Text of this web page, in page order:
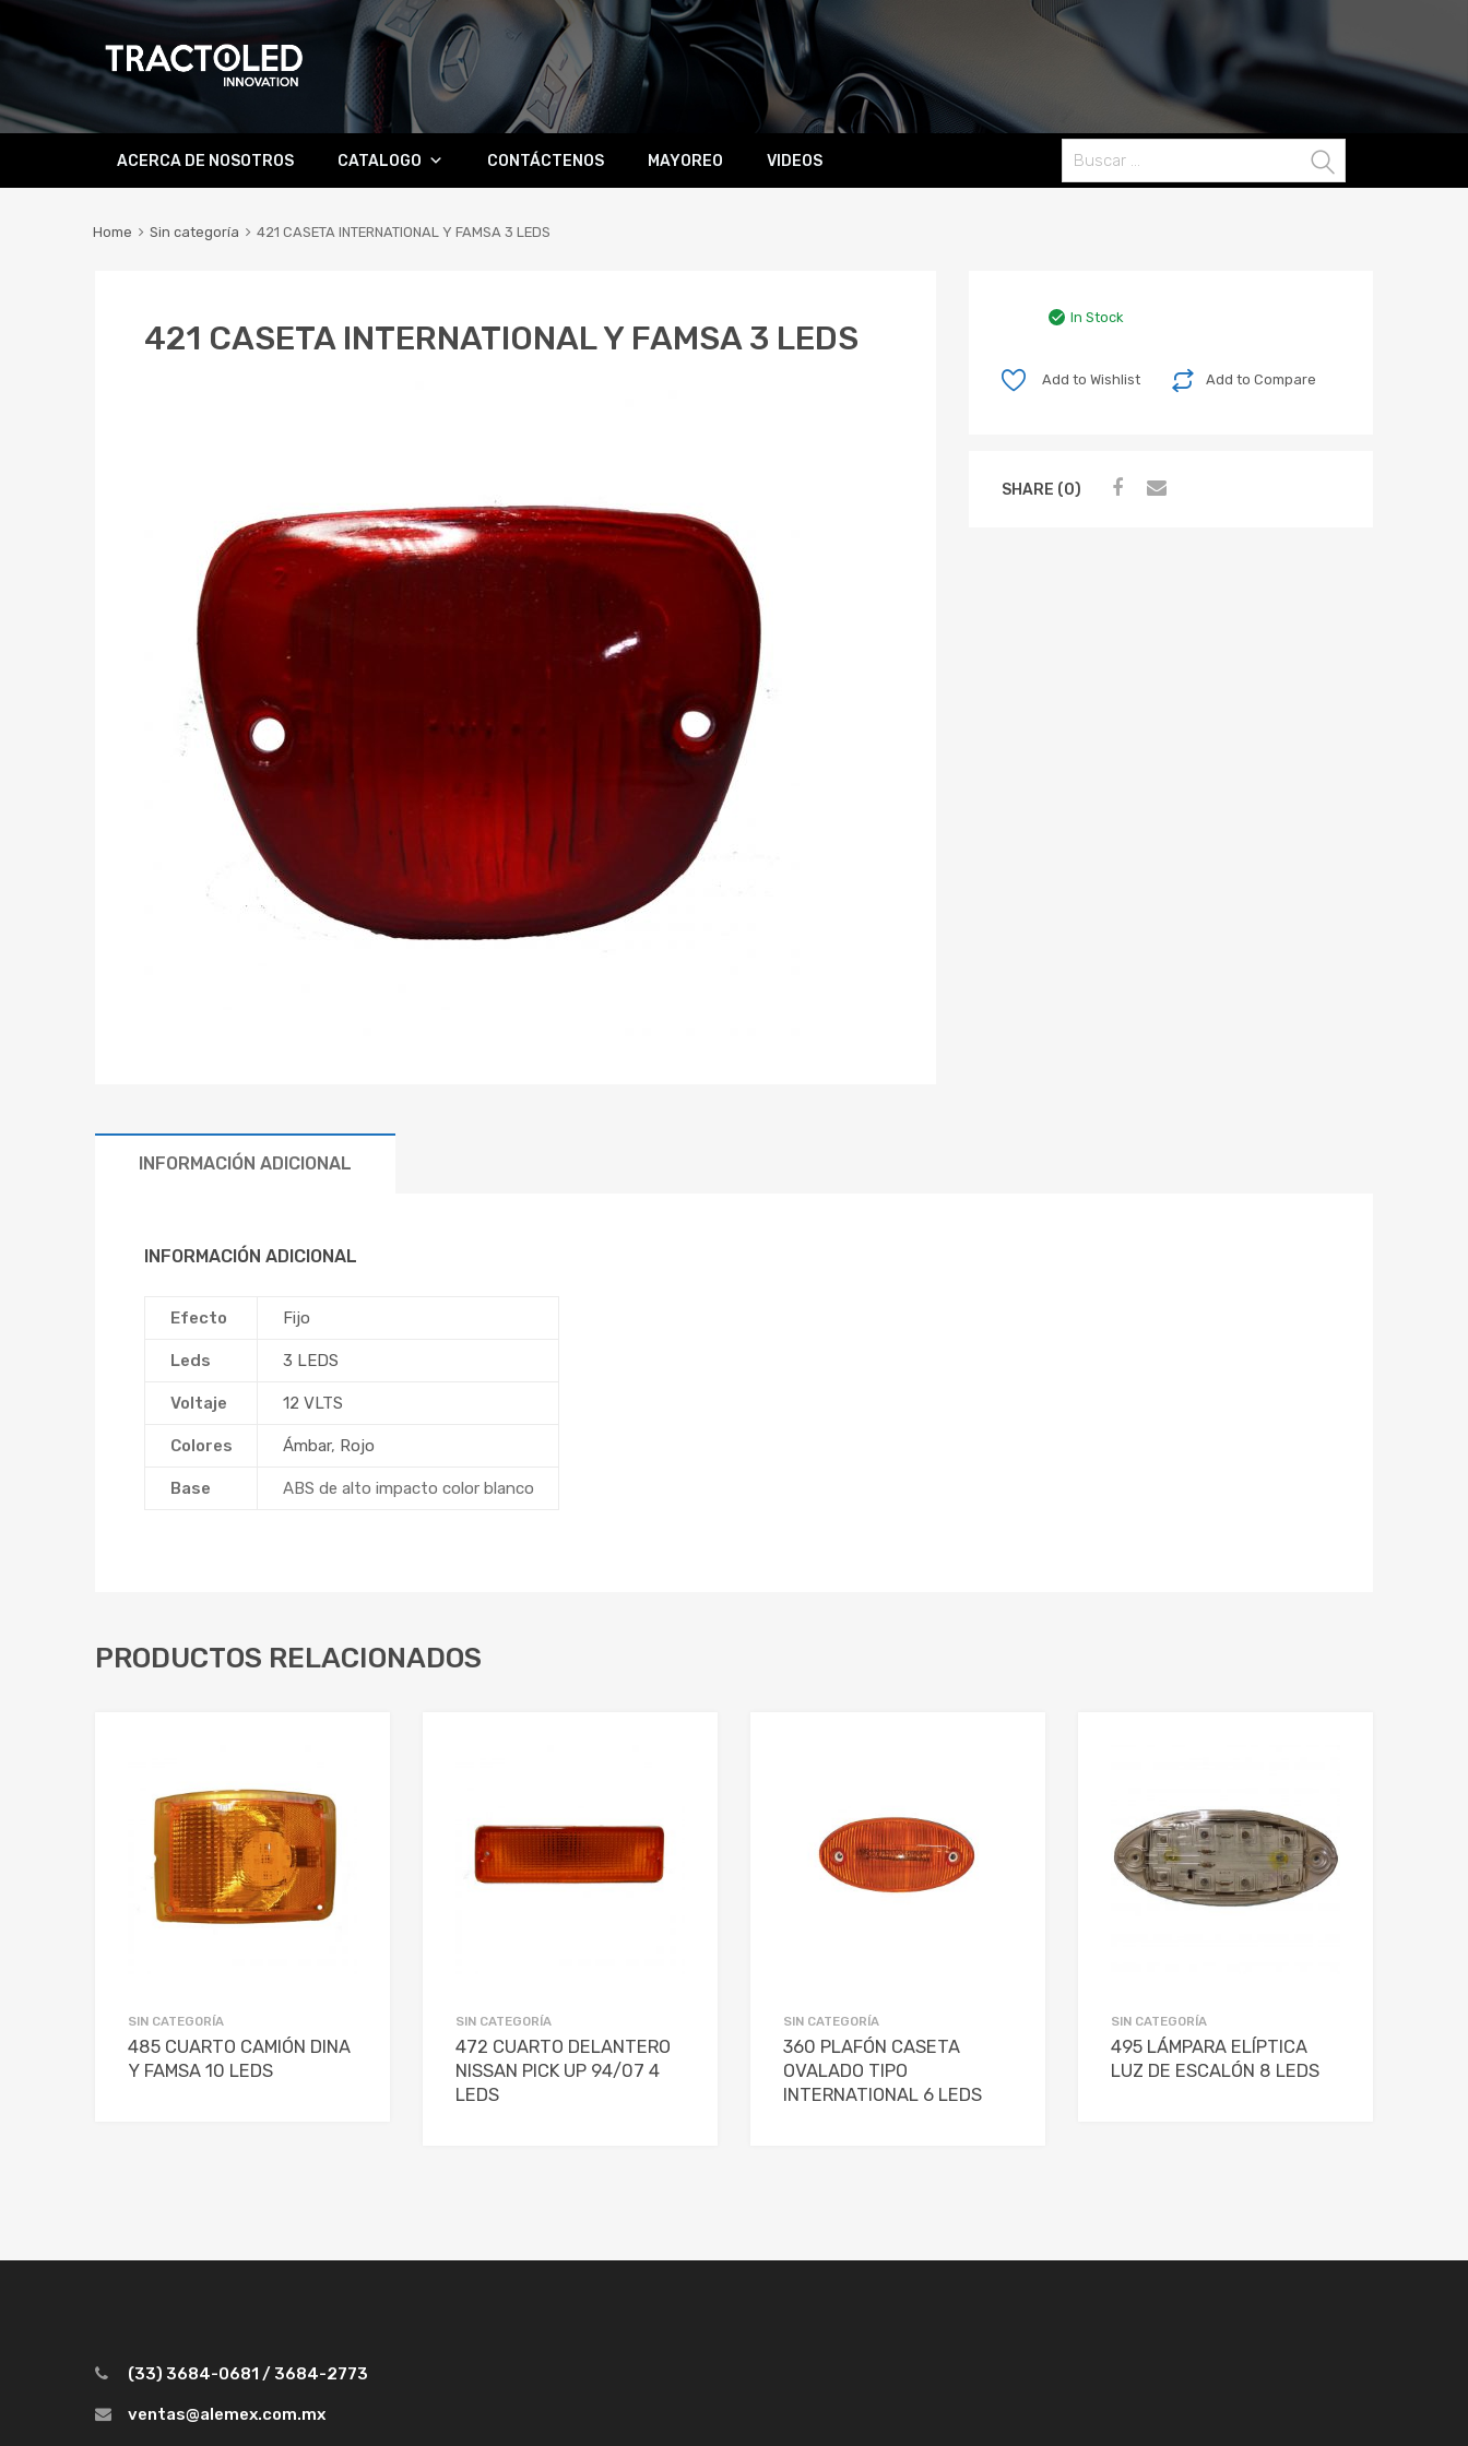
ACERCA DE NOSOTROS CATALOGO CONTÁCTENOS MAYOREO VIDEOS
Buscar:
Home Sin categoría 421 CASETA INTERNATIONAL Y FAMSA 3 LEDS
421 CASETA INTERNATIONAL Y FAMSA 3 LEDS
In Stock
Add to Compare
Add to Wishlist
SHARE (0)
INFORMACIÓN ADICIONAL
INFORMACIÓN ADICIONAL
Efecto Fijo
Leds 3 LEDS
Voltaje 12 VLTS
Colores Ámbar, Rojo
Base ABS de alto impacto color blanco
PRODUCTOS RELACIONADOS
SIN CATEGORÍA
485 CUARTO CAMIÓN DINA
Y FAMSA 10 LEDS
SIN CATEGORÍA
472 CUARTO DELANTERO
NISSAN PICK UP 94/07 4
LEDS
SIN CATEGORÍA
360 PLAFÓN CASETA
OVALADO TIPO
INTERNATIONAL 6 LEDS
SIN CATEGORÍA
495 LÁMPARA ELÍPTICA
LUZ DE ESCALÓN 8 LEDS
(33) 3684-0681 / 3684-2773
ventas@alemex.com.mx